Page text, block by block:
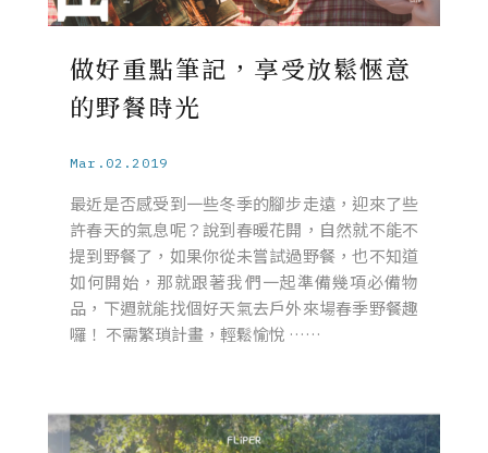
做好重點筆記，享受放鬆愜意
的野餐時光
Mar.02.2019
最近是否感受到一些冬季的腳步走遠，迎來了些
許春天的氣息呢？說到春暖花開，自然就不能不
提到野餐了，如果你從未嘗試過野餐，也不知道
如何開始，那就跟著我們一起準備幾項必備物
品，下週就能找個好天氣去戶外來場春季野餐趣
囉！ 不需繁瑣計畫，輕鬆愉悅 ……